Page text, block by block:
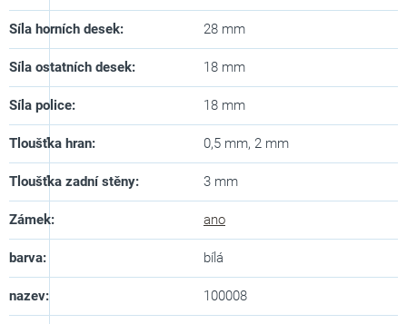
Síla horních desek: 28 mm
Síla ostatních desek: 18 mm
Síla police: 18 mm
Tloušťka hran: 0,5 mm, 2 mm
Tloušťka zadní stěny: 3 mm
Zámek: ano
barva: bílá
nazev: 100008